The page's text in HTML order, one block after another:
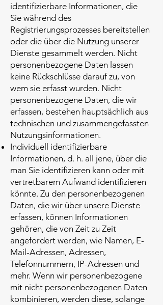
identifizierbare Informationen, die
Sie während des
Registrierungsprozesses bereitstellen
oder die über die Nutzung unserer
Dienste gesammelt werden. Nicht
personenbezogene Daten lassen
keine Rückschlüsse darauf zu, von
wem sie erfasst wurden. Nicht
personenbezogene Daten, die wir
erfassen, bestehen hauptsächlich aus
technischen und zusammengefassten
Nutzungsinformationen.
Individuell identifizierbare
Informationen, d. h. all jene, über die
man Sie identifizieren kann oder mit
vertretbarem Aufwand identifizieren
könnte. Zu den personenbezogenen
Daten, die wir über unsere Dienste
erfassen, können Informationen
gehören, die von Zeit zu Zeit
angefordert werden, wie Namen, E-
Mail-Adressen, Adressen,
Telefonnummern, IP-Adressen und
mehr. Wenn wir personenbezogene
mit nicht personenbezogenen Daten
kombinieren, werden diese, solange